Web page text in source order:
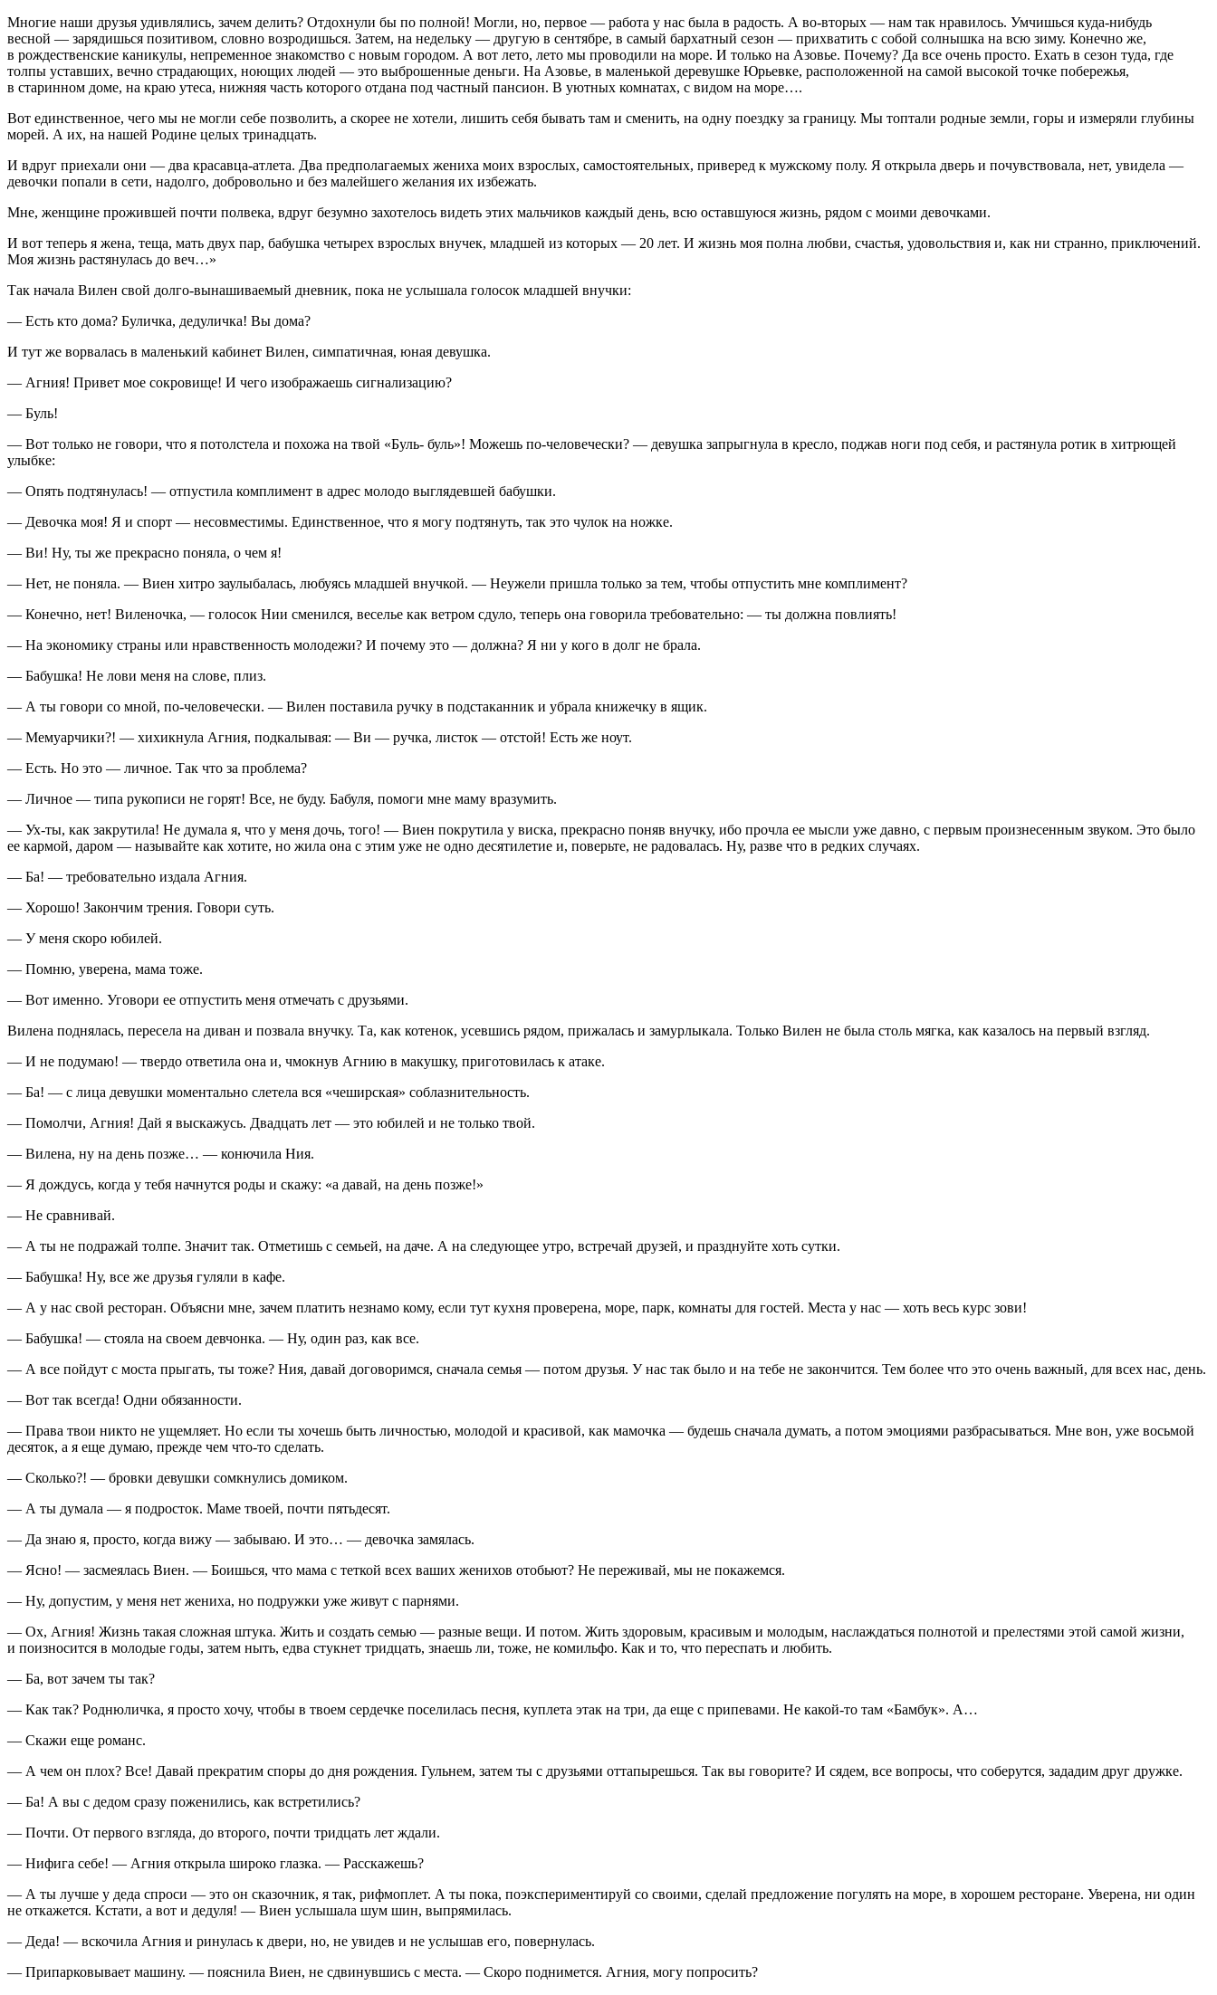
Многие наши друзья удивлялись, зачем делить? Отдохнули бы по полной! Могли, но, первое — работа у нас была в радость. А во-вторых — нам так нравилось. Умчишься куда-нибудь
весной — зарядишься позитивом, словно возродишься. Затем, на недельку — другую в сентябре, в самый бархатный сезон — прихватить с собой солнышка на всю зиму. Конечно же,
в рождественские каникулы, непременное знакомство с новым городом. А вот лето, лето мы проводили на море. И только на Азовье. Почему? Да все очень просто. Ехать в сезон туда, где
толпы уставших, вечно страдающих, ноющих людей — это выброшенные деньги. На Азовье, в маленькой деревушке Юрьевке, расположенной на самой высокой точке побережья,
в старинном доме, на краю утеса, нижняя часть которого отдана под частный пансион. В уютных комнатах, с видом на море….
Вот единственное, чего мы не могли себе позволить, а скорее не хотели, лишить себя бывать там и сменить, на одну поездку за границу. Мы топтали родные земли, горы и измеряли глубины
морей. А их, на нашей Родине целых тринадцать.
И вдруг приехали они — два красавца-атлета. Два предполагаемых жениха моих взрослых, самостоятельных, приверед к мужскому полу. Я открыла дверь и почувствовала, нет, увидела —
девочки попали в сети, надолго, добровольно и без малейшего желания их избежать.
Мне, женщине прожившей почти полвека, вдруг безумно захотелось видеть этих мальчиков каждый день, всю оставшуюся жизнь, рядом с моими девочками.
И вот теперь я жена, теща, мать двух пар, бабушка четырех взрослых внучек, младшей из которых — 20 лет. И жизнь моя полна любви, счастья, удовольствия и, как ни странно, приключений.
Моя жизнь растянулась до веч…»
Так начала Вилен свой долго-вынашиваемый дневник, пока не услышала голосок младшей внучки:
— Есть кто дома? Буличка, дедуличка! Вы дома?
И тут же ворвалась в маленький кабинет Вилен, симпатичная, юная девушка.
— Агния! Привет мое сокровище! И чего изображаешь сигнализацию?
— Буль!
— Вот только не говори, что я потолстела и похожа на твой «Буль- буль»! Можешь по-человечески? — девушка запрыгнула в кресло, поджав ноги под себя, и растянула ротик в хитрющей
улыбке:
— Опять подтянулась! — отпустила комплимент в адрес молодо выглядевшей бабушки.
— Девочка моя! Я и спорт — несовместимы. Единственное, что я могу подтянуть, так это чулок на ножке.
— Ви! Ну, ты же прекрасно поняла, о чем я!
— Нет, не поняла. — Виен хитро заулыбалась, любуясь младшей внучкой. — Неужели пришла только за тем, чтобы отпустить мне комплимент?
— Конечно, нет! Виленочка, — голосок Нии сменился, веселье как ветром сдуло, теперь она говорила требовательно: — ты должна повлиять!
— На экономику страны или нравственность молодежи? И почему это — должна? Я ни у кого в долг не брала.
— Бабушка! Не лови меня на слове, плиз.
— А ты говори со мной, по-человечески. — Вилен поставила ручку в подстаканник и убрала книжечку в ящик.
— Мемуарчики?! — хихикнула Агния, подкалывая: — Ви — ручка, листок — отстой! Есть же ноут.
— Есть. Но это — личное. Так что за проблема?
— Личное — типа рукописи не горят! Все, не буду. Бабуля, помоги мне маму вразумить.
— Ух-ты, как закрутила! Не думала я, что у меня дочь, того! — Виен покрутила у виска, прекрасно поняв внучку, ибо прочла ее мысли уже давно, с первым произнесенным звуком. Это было
ее кармой, даром — называйте как хотите, но жила она с этим уже не одно десятилетие и, поверьте, не радовалась. Ну, разве что в редких случаях.
— Ба! — требовательно издала Агния.
— Хорошо! Закончим трения. Говори суть.
— У меня скоро юбилей.
— Помню, уверена, мама тоже.
— Вот именно. Уговори ее отпустить меня отмечать с друзьями.
Вилена поднялась, пересела на диван и позвала внучку. Та, как котенок, усевшись рядом, прижалась и замурлыкала. Только Вилен не была столь мягка, как казалось на первый взгляд.
— И не подумаю! — твердо ответила она и, чмокнув Агнию в макушку, приготовилась к атаке.
— Ба! — с лица девушки моментально слетела вся «чеширская» соблазнительность.
— Помолчи, Агния! Дай я выскажусь. Двадцать лет — это юбилей и не только твой.
— Вилена, ну на день позже… — конючила Ния.
— Я дождусь, когда у тебя начнутся роды и скажу: «а давай, на день позже!»
— Не сравнивай.
— А ты не подражай толпе. Значит так. Отметишь с семьей, на даче. А на следующее утро, встречай друзей, и празднуйте хоть сутки.
— Бабушка! Ну, все же друзья гуляли в кафе.
— А у нас свой ресторан. Объясни мне, зачем платить незнамо кому, если тут кухня проверена, море, парк, комнаты для гостей. Места у нас — хоть весь курс зови!
— Бабушка! — стояла на своем девчонка. — Ну, один раз, как все.
— А все пойдут с моста прыгать, ты тоже? Ния, давай договоримся, сначала семья — потом друзья. У нас так было и на тебе не закончится. Тем более что это очень важный, для всех нас, день.
— Вот так всегда! Одни обязанности.
— Права твои никто не ущемляет. Но если ты хочешь быть личностью, молодой и красивой, как мамочка — будешь сначала думать, а потом эмоциями разбрасываться. Мне вон, уже восьмой
десяток, а я еще думаю, прежде чем что-то сделать.
— Сколько?! — бровки девушки сомкнулись домиком.
— А ты думала — я подросток. Маме твоей, почти пятьдесят.
— Да знаю я, просто, когда вижу — забываю. И это… — девочка замялась.
— Ясно! — засмеялась Виен. — Боишься, что мама с теткой всех ваших женихов отобьют? Не переживай, мы не покажемся.
— Ну, допустим, у меня нет жениха, но подружки уже живут с парнями.
— Ох, Агния! Жизнь такая сложная штука. Жить и создать семью — разные вещи. И потом. Жить здоровым, красивым и молодым, наслаждаться полнотой и прелестями этой самой жизни,
и поизносится в молодые годы, затем ныть, едва стукнет тридцать, знаешь ли, тоже, не комильфо. Как и то, что переспать и любить.
— Ба, вот зачем ты так?
— Как так? Роднюличка, я просто хочу, чтобы в твоем сердечке поселилась песня, куплета этак на три, да еще с припевами. Не какой-то там «Бамбук». А…
— Скажи еще романс.
— А чем он плох? Все! Давай прекратим споры до дня рождения. Гульнем, затем ты с друзьями оттапырешься. Так вы говорите? И сядем, все вопросы, что соберутся, зададим друг дружке.
— Ба! А вы с дедом сразу поженились, как встретились?
— Почти. От первого взгляда, до второго, почти тридцать лет ждали.
— Нифига себе! — Агния открыла широко глазка. — Расскажешь?
— А ты лучше у деда спроси — это он сказочник, я так, рифмоплет. А ты пока, поэкспериментируй со своими, сделай предложение погулять на море, в хорошем ресторане. Уверена, ни один
не откажется. Кстати, а вот и дедуля! — Виен услышала шум шин, выпрямилась.
— Деда! — вскочила Агния и ринулась к двери, но, не увидев и не услышав его, повернулась.
— Припарковывает машину. — пояснила Виен, не сдвинувшись с места. — Скоро поднимется. Агния, могу попросить?